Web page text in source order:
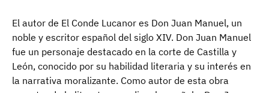
El autor de El Conde Lucanor es Don Juan Manuel, un
noble y escritor español del siglo XIV. Don Juan Manuel
fue un personaje destacado en la corte de Castilla y
León, conocido por su habilidad literaria y su interés en
la narrativa moralizante. Como autor de esta obra